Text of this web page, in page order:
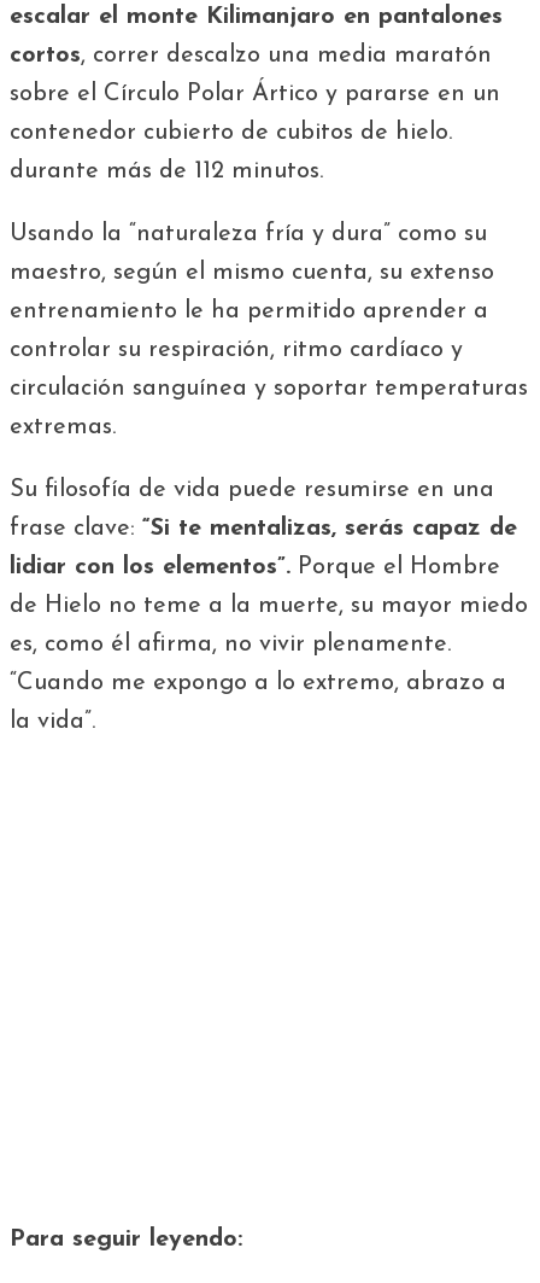
escalar el monte Kilimanjaro en pantalones
cortos, correr descalzo una media maratón
sobre el Círculo Polar Ártico y pararse en un
contenedor cubierto de cubitos de hielo.
durante más de 112 minutos.
Usando la “naturaleza fría y dura” como su
maestro, según el mismo cuenta, su extenso
entrenamiento le ha permitido aprender a
controlar su respiración, ritmo cardíaco y
circulación sanguínea y soportar temperaturas
extremas.
Su filosofía de vida puede resumirse en una
frase clave: “Si te mentalizas, serás capaz de
lidiar con los elementos”. Porque el Hombre
de Hielo no teme a la muerte, su mayor miedo
es, como él afirma, no vivir plenamente.
“Cuando me expongo a lo extremo, abrazo a
la vida”.
Para seguir leyendo: